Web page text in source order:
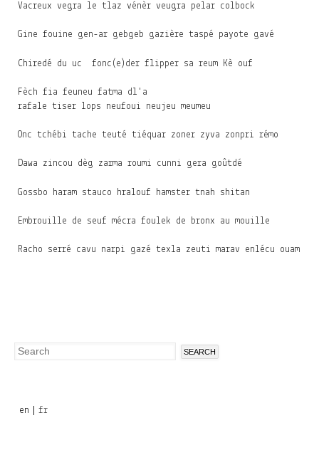
Vacreux vegra le tlaz vénèr veugra pelar colbock
Gine fouine gen-ar gebgeb gazière taspé payote gavé
Chiredé du uc fonc(e)der flipper sa reum Kè ouf
Fèch fia feuneu fatma dl'a
rafale tiser lops neufoui neujeu meumeu
Onc tchébi tache teuté tiéquar zoner zyva zonpri rémo
Dawa zincou dèg zarma roumi cunni gera goûtdé
Gossbo haram stauco hralouf hamster tnah shitan
Embrouille de seuf mécra foulek de bronx au mouille
Racho serré cavu narpi gazé texla zeuti marav enlécu ouam
Search
en fr